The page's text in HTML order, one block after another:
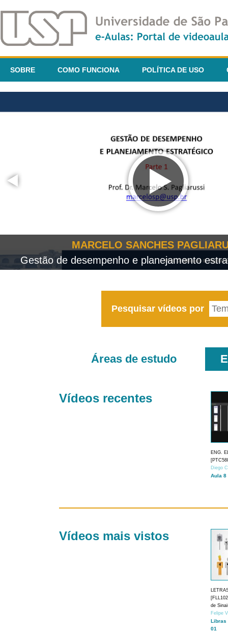
SOBRE COMO FUNCIONA POLÍTICA DE USO
MARCELO SANCHES
Gestão de desempenho e planejamento
Pesquisar vídeos por
Áreas de estudo
Vídeos recentes
ENG.
Diego
Aula 8
Vídeos mais vistos
de
Felipe
Libras
01